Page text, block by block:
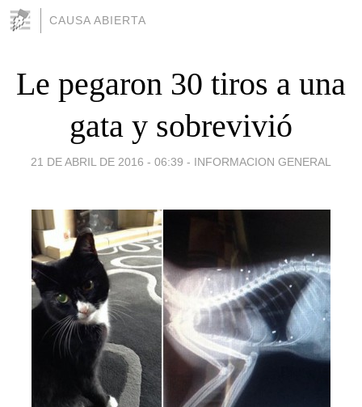
CAUSA ABIERTA
Le pegaron 30 tiros a una
gata y sobrevivió
21 DE ABRIL DE 2016 - 06:39 - INFORMACION GENERAL